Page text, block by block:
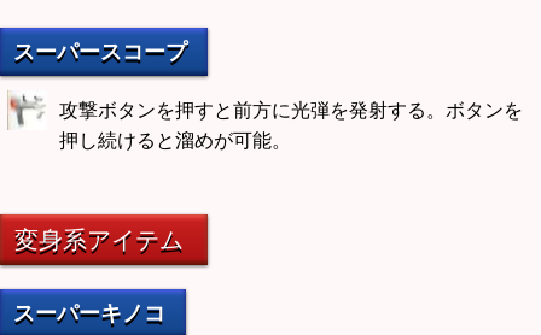
スーパースコープ
攻撃ボタンを押すと前方に光弾を発射する。ボタンを
押し続けると溜めが可能。
変身系アイテム
スーパーキノコ